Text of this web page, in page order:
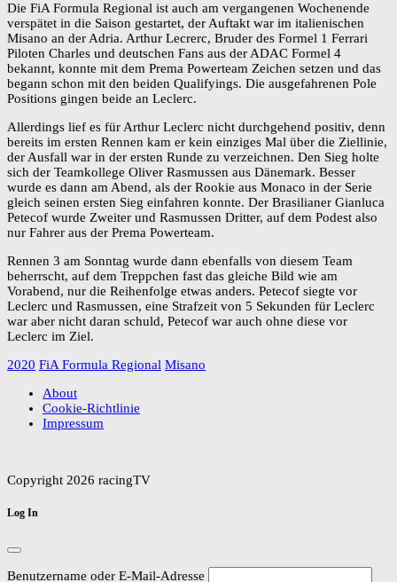
Die FiA Formula Regional ist auch am vergangenen Wochenende
verspätet in die Saison gestartet, der Auftakt war im italienischen
Misano an der Adria. Arthur Lecrerc, Bruder des Formel 1 Ferrari
Piloten Charles und deutschen Fans aus der ADAC Formel 4
bekannt, konnte mit dem Prema Powerteam Zeichen setzen und das
begann schon mit den beiden Qualifyings. Die ausgefahrenen Pole
Positions gingen beide an Leclerc.
Allerdings lief es für Arthur Leclerc nicht durchgehend positiv, denn
bereits im ersten Rennen kam er kein einziges Mal über die Ziellinie,
der Ausfall war in der ersten Runde zu verzeichnen. Den Sieg holte
sich der Teamkollege Oliver Rasmussen aus Dänemark. Besser
wurde es dann am Abend, als der Rookie aus Monaco in der Serie
gleich seinen ersten Sieg einfahren konnte. Der Brasilianer Gianluca
Petecof wurde Zweiter und Rasmussen Dritter, auf dem Podest also
nur Fahrer aus der Prema Powerteam.
Rennen 3 am Sonntag wurde dann ebenfalls von diesem Team
beherrscht, auf dem Treppchen fast das gleiche Bild wie am
Vorabend, nur die Reihenfolge etwas anders. Petecof siegte vor
Leclerc und Rasmussen, eine Strafzeit von 5 Sekunden für Leclerc
war aber nicht daran schuld, Petecof war auch ohne diese vor
Leclerc im Ziel.
2020 FiA Formula Regional Misano
About
Cookie-Richtlinie
Impressum
Copyright 2026 racingTV
Log In
Benutzername oder E-Mail-Adresse